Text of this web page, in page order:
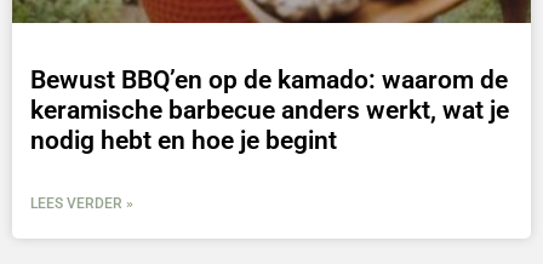
Bewust BBQ’en op de kamado: waarom de
keramische barbecue anders werkt, wat je
nodig hebt en hoe je begint
LEES VERDER »